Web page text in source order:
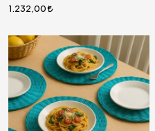
1.232,00